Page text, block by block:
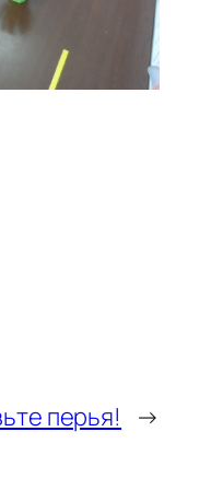
перья! →